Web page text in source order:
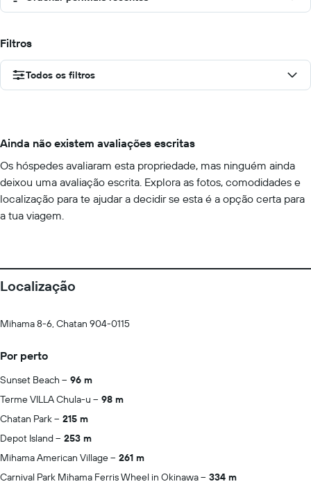
Filtros
Todos os filtros
Ainda não existem avaliações escritas
Os hóspedes avaliaram esta propriedade, mas ninguém ainda
deixou uma avaliação escrita. Explora as fotos, comodidades e
localização para te ajudar a decidir se esta é a opção certa para
a tua viagem.
Localização
Mihama 8-6, Chatan 904-0115
Por perto
Sunset Beach
96 m
Terme VILLA Chula-u
98 m
Chatan Park
215 m
Depot Island
253 m
Mihama American Village
261 m
Carnival Park Mihama Ferris Wheel in Okinawa
334 m